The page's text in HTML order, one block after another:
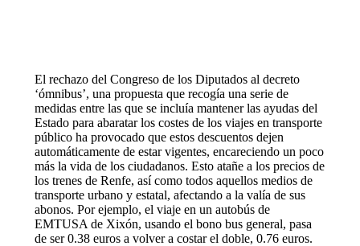
El rechazo del Congreso de los Diputados al decreto
‘ómnibus’, una propuesta que recogía una serie de
medidas entre las que se incluía mantener las ayudas del
Estado para abaratar los costes de los viajes en transporte
público ha provocado que estos descuentos dejen
automáticamente de estar vigentes, encareciendo un poco
más la vida de los ciudadanos. Esto atañe a los precios de
los trenes de Renfe, así como todos aquellos medios de
transporte urbano y estatal, afectando a la valía de sus
abonos. Por ejemplo, el viaje en un autobús de
EMTUSA de Xixón, usando el bono bus general, pasa
de ser 0.38 euros a volver a costar el doble, 0.76 euros.